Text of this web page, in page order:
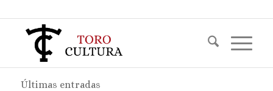
Últimas entradas